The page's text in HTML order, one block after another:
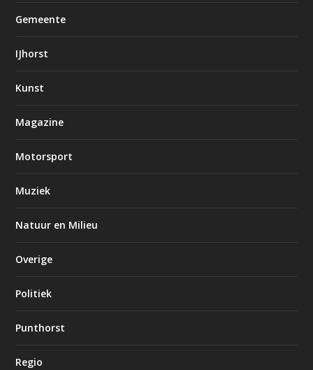
Gemeente
IJhorst
Kunst
Magazine
Motorsport
Muziek
Natuur en Milieu
Overige
Politiek
Punthorst
Regio